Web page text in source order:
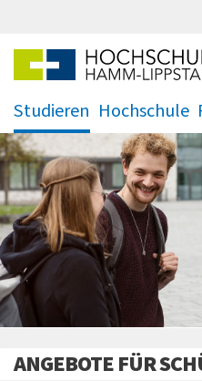
Studieren
.
Hochschule
. .
ANGEBOTE FÜR